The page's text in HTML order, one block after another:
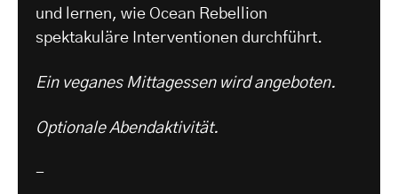
und lernen, wie Ocean Rebellion
spektakuläre Interventionen durchführt.
Ein veganes Mittagessen wird angeboten.
Optionale Abendaktivität.
-